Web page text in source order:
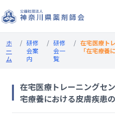
ホ
ー
ム
/ 研修
会案
内
/ 研修
会一
覧
/ 在宅医療ト
「在宅療養
在宅医療トレーニングセ
宅療養における皮膚疾患